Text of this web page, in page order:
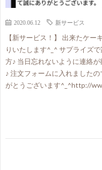
2020.06.12 新サービス
【新サービス！】 出来たケ
りいたします^_^ サプライズ
方♪ 当日忘れないように連絡
♪ 注文フォームに入れました
がとうございます^_^http://